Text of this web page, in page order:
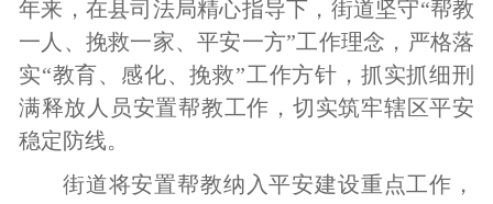
年来，在县司法局精心指导下，街道坚守“帮教
一人、挽救一家、平安一方”工作理念，严格落
实“教育、感化、挽救”工作方针，抓实抓细刑
满释放人员安置帮教工作，切实筑牢辖区平安
稳定防线。
街道将安置帮教纳入平安建设重点工作，